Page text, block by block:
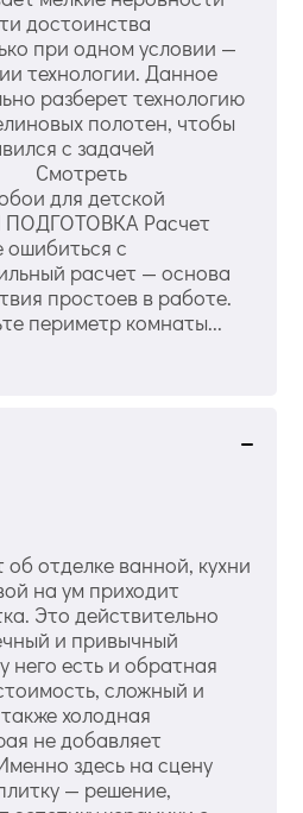
достоинства
при одном условии —
технологии. Данное
разберет технологию
полотен, чтобы
с задачей
Смотреть
для детской
Расчет
ошибиться с
расчет — основа
простоев в работе.
периметр комнаты...
об отделке ванной, кухни
на ум приходит
Это действительно
и привычный
него есть и обратная
сложный и
холодная
не добавляет
здесь на сцену
— решение,